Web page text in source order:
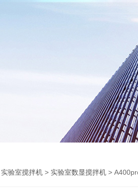
实验室搅拌机 > 实验室数显搅拌机 >